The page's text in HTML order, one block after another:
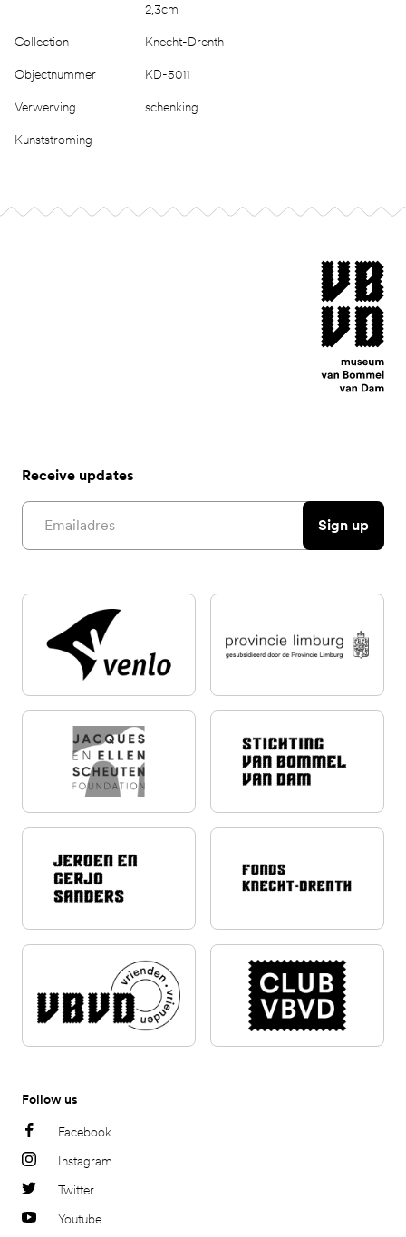
2,3cm
Collection Knecht-Drenth
Objectnummer KD-5011
Verwerving schenking
Kunststroming
museum van
Receive updates
Email address
Sign up
Follow us
Facebook
Instagram
Twitter
Youtube